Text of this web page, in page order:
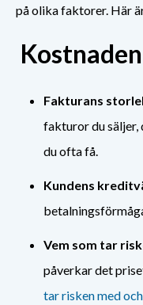
på olika faktorer. Här
Fakturans
fakturor du
du ofta få.
Kundens
Vem som tar
påverkar det
tar risken med